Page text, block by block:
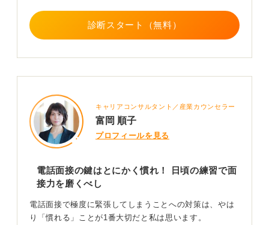
診断スタート（無料）
キャリアコンサルタント／産業カウンセラー
富岡 順子
プロフィールを見る
電話面接の鍵はとにかく慣れ！ 日頃の練習で面
接力を磨くべし
電話面接で極度に緊張してしまうことへの対策は、やは
り「慣れる」ことが1番大切だと私は思います。